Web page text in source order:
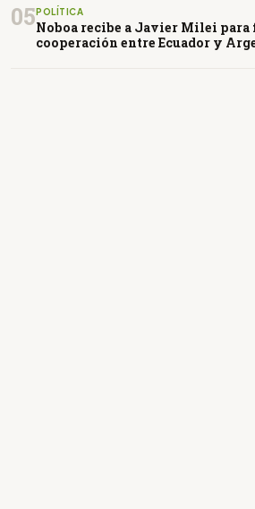
05 POLÍTICA
Noboa recibe a Javier Milei
cooperación entre Ecuador y